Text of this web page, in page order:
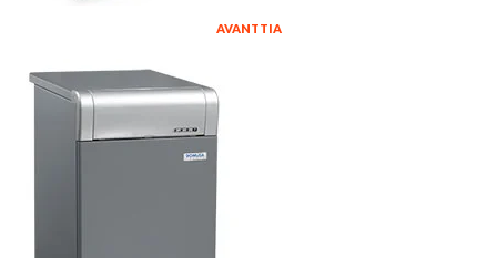
AVANTTIA